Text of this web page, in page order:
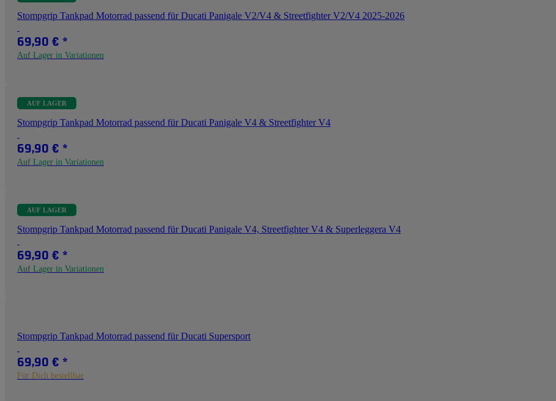
Stompgrip Tankpad Motorrad passend für Ducati Panigale V2/V4 & Streetfighter V2/V4 2025-2026
69,90 € *
Auf Lager in Variationen
AUF LAGER
Stompgrip Tankpad Motorrad passend für Ducati Panigale V4 & Streetfighter V4
69,90 € *
Auf Lager in Variationen
AUF LAGER
Stompgrip Tankpad Motorrad passend für Ducati Panigale V4, Streetfighter V4 & Superleggera V4
69,90 € *
Auf Lager in Variationen
Stompgrip Tankpad Motorrad passend für Ducati Supersport
69,90 € *
Für Dich bestellbar